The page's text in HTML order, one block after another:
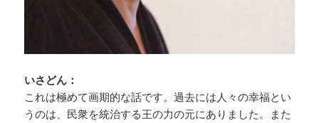
いさどん：
これは極めて画期的な話です。過去には人々の幸福とい
うのは、民衆を統治する王の力の元にありました。また